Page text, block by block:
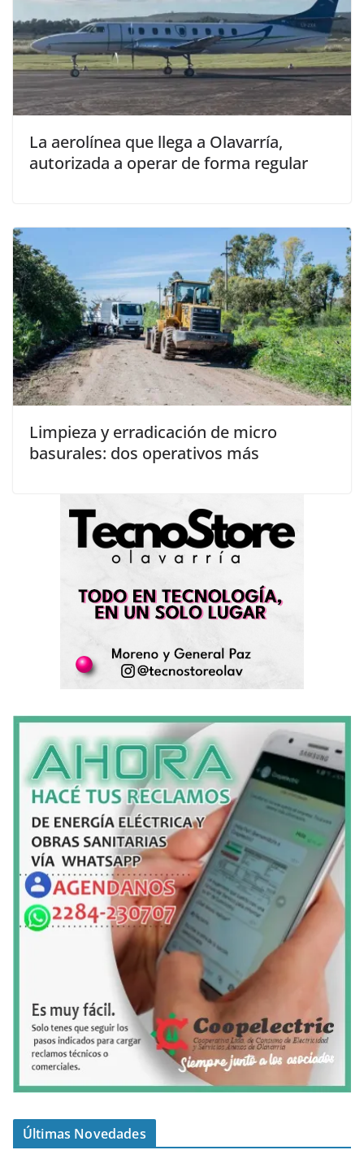
La aerolínea que llega a Olavarría,
autorizada a operar de forma regular
Limpieza y erradicación de micro
basurales: dos operativos más
Últimas Novedades